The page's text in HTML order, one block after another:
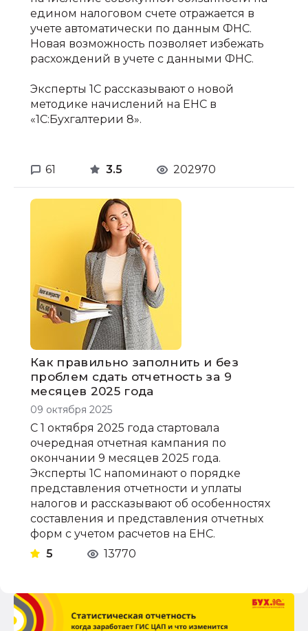
едином налоговом счете отражается в
учете автоматически по данным ФНС.
Новая возможность позволяет избежать
расхождений в учете с данными ФНС.
Эксперты 1С рассказывают о новой
методике начислений на ЕНС в
«1С:Бухгалтерии 8».
61 3.5 202970
Как правильно заполнить и без
проблем сдать отчетность за 9
месяцев 2025 года
09 октября 2025
С 1 октября 2025 года стартовала
очередная отчетная кампания по
окончании 9 месяцев 2025 года.
Эксперты 1С напоминают о порядке
представления отчетности и уплаты
налогов и рассказывают об особенностях
составления и представления отчетных
форм с учетом расчетов на ЕНС.
5
13770